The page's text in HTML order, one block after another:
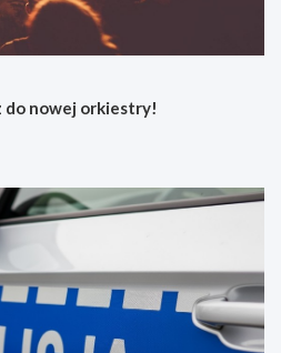
do nowej orkiestry!